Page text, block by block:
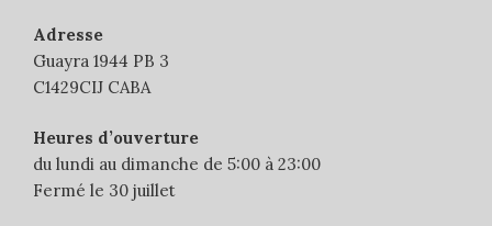
Adresse
Guayra 1944 PB 3
C1429CIJ CABA
Heures d’ouverture
du lundi au dimanche de 5:00 à 23:00
Fermé le 30 juillet